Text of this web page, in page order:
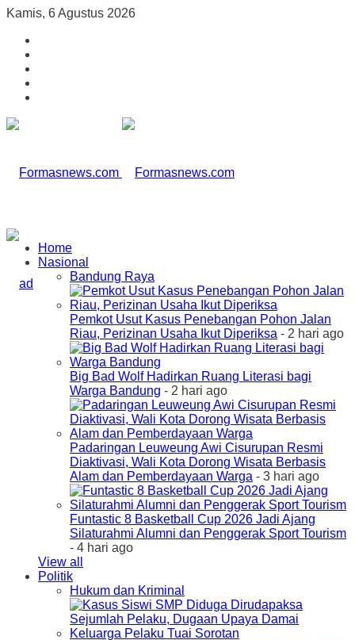
Kamis, 6 Agustus 2026
Home
Nasional
Bandung Raya
Pemkot Usut Kasus Penebangan Pohon Jalan
Riau, Perizinan Usaha Ikut Diperiksa - 2 hari ago
Big Bad Wolf Hadirkan Ruang Literasi bagi
Warga Bandung - 2 hari ago
Padaringan Leuweung Awi Cisurupan Resmi
Diaktivasi, Wali Kota Dorong Wisata Berbasis
Alam dan Pemberdayaan Warga - 3 hari ago
Funtastic 8 Basketball Cup 2026 Jadi Ajang
Silaturahmi Alumni dan Penggerak Sport Tourism
- 4 hari ago
View all
Politik
Hukum dan Kriminal